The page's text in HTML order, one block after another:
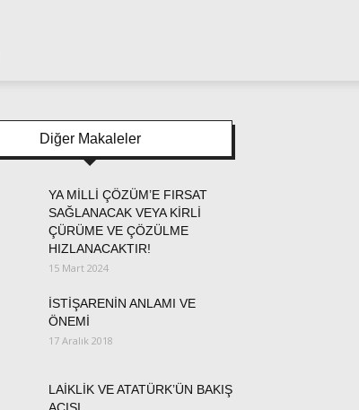
Diğer Makaleler
YA MİLLİ ÇÖZÜM’E FIRSAT
SAĞLANACAK VEYA KİRLİ
ÇÜRÜME VE ÇÖZÜLME
HIZLANACAKTIR!
15 Mart 2024
İSTİŞARENİN ANLAMI VE
ÖNEMİ
17 Aralık 2018
LAİKLİK VE ATATÜRK’ÜN BAKIŞ